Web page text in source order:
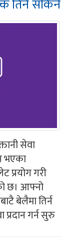
तिर्न सकिने
सेवा
भएका
प्रयोग गरी
छ। आफ्नो
बेलैमा तिर्न
गर्न सुरु